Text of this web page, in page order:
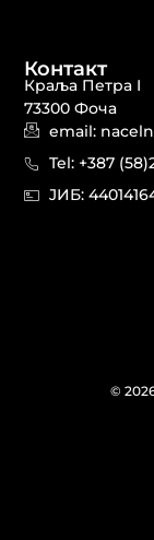
©
Контакт
Краља Петра I
73300 Фоча
email:
Tel: +387
JИБ: